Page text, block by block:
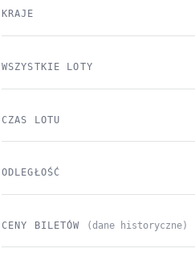
KRAJE
WSZYSTKIE LOTY
CZAS LOTU
ODLEGŁOŚĆ
CENY BILETÓW (dane historyczne)